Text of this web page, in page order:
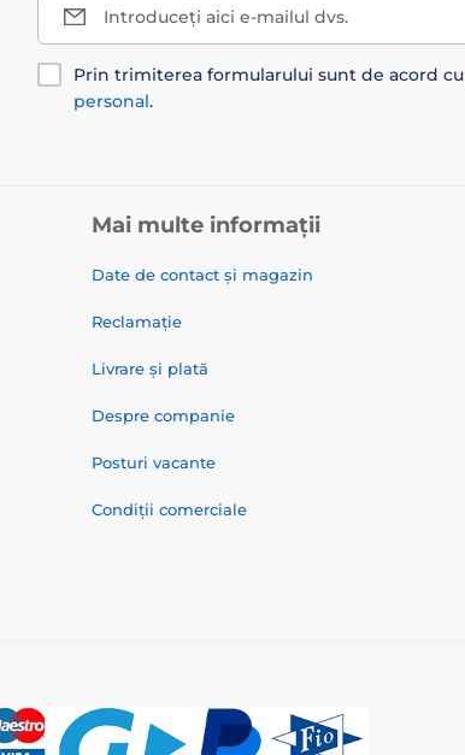
Introduceți aici e-mailul dvs.
Prin trimiterea formularului sunt de acord cu
personal.
Mai multe informații
Date de contact și magazin
Reclamație
Livrare și plată
Despre companie
Posturi vacante
Condiții comerciale